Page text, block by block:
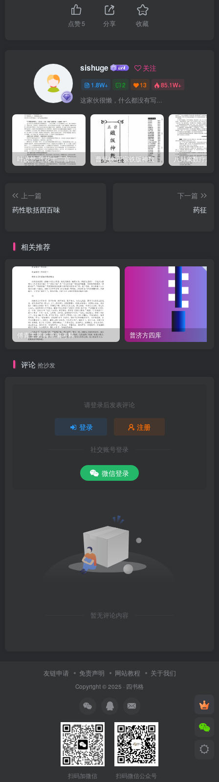
温，补益中气。脏平无火，元气微虚者宜之。有一种西党参，微甘带
辛，宜托药用。白党参：气味辛劣，用之发散虚邪，不入补剂。红党
点赞5 分享 收藏
sishuge 关注
1.8W+ 2 13 85.1W+
这家伙很懒，什么都没有写...
叶茂然-莲花十二宫佛家奇门面授及答疑 曹展硕-正宗铁版神数
上一篇
药性歌括四百味
下一篇
药征
相关推荐
傅青主男科重编考释 普济方四库
评论 抢沙发
请登录后发表评论
登录 注册
社交账号登录
微信登录
暂无评论内容
友链申请 免责声明 网站教程 关于我们
Copyright © 2025 · 四书格
扫码加微信 扫码微信公众号